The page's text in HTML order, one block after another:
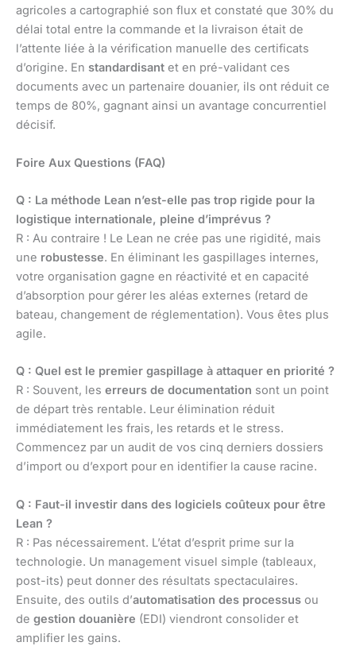
agricoles a cartographié son flux et constaté que 30% du
délai total entre la commande et la livraison était de
l’attente liée à la vérification manuelle des certificats
d’origine. En standardisant et en pré-validant ces
documents avec un partenaire douanier, ils ont réduit ce
temps de 80%, gagnant ainsi un avantage concurrentiel
décisif.
Foire Aux Questions (FAQ)
Q : La méthode Lean n’est-elle pas trop rigide pour la
logistique internationale, pleine d’imprévus ?
R : Au contraire ! Le Lean ne crée pas une rigidité, mais
une robustesse. En éliminant les gaspillages internes,
votre organisation gagne en réactivité et en capacité
d’absorption pour gérer les aléas externes (retard de
bateau, changement de réglementation). Vous êtes plus
agile.
Q : Quel est le premier gaspillage à attaquer en priorité ?
R : Souvent, les erreurs de documentation sont un point
de départ très rentable. Leur élimination réduit
immédiatement les frais, les retards et le stress.
Commencez par un audit de vos cinq derniers dossiers
d’import ou d’export pour en identifier la cause racine.
Q : Faut-il investir dans des logiciels coûteux pour être
Lean ?
R : Pas nécessairement. L’état d’esprit prime sur la
technologie. Un management visuel simple (tableaux,
post-its) peut donner des résultats spectaculaires.
Ensuite, des outils d’automatisation des processus ou
de gestion douanière (EDI) viendront consolider et
amplifier les gains.